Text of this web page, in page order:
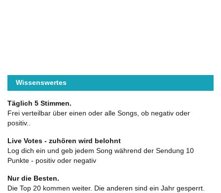
Wissenswertes
Täglich 5 Stimmen.
Frei verteilbar über einen oder alle Songs, ob negativ oder
positiv..
Live Votes - zuhören wird belohnt
Log dich ein und geb jedem Song während der Sendung 10
Punkte - positiv oder negativ
Nur die Besten.
Die Top 20 kommen weiter. Die anderen sind ein Jahr gesperrt.